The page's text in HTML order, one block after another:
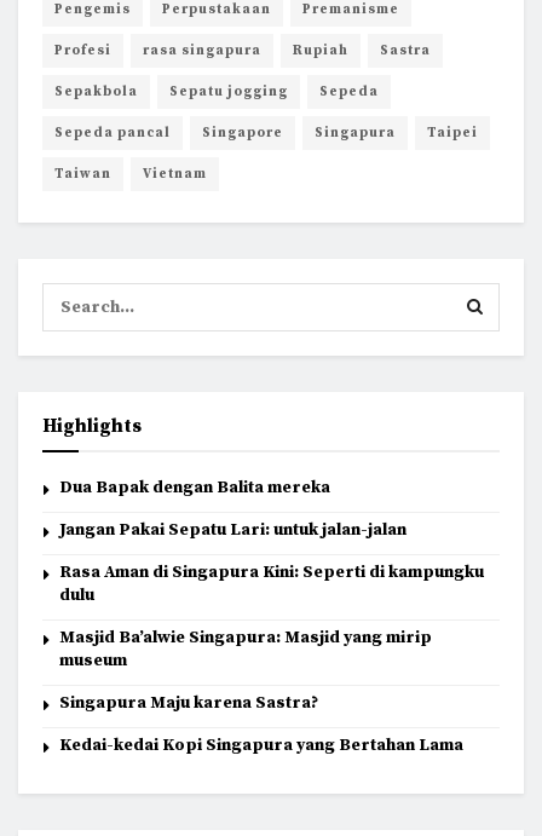
Pengemis Perpustakaan Premanisme
Profesi rasa singapura Rupiah Sastra
Sepakbola Sepatu jogging Sepeda
Sepeda pancal Singapore Singapura Taipei
Taiwan Vietnam
Highlights
Dua Bapak dengan Balita mereka
Jangan Pakai Sepatu Lari: untuk jalan-jalan
Rasa Aman di Singapura Kini: Seperti di kampungku
dulu
Masjid Ba’alwie Singapura: Masjid yang mirip
museum
Singapura Maju karena Sastra?
Kedai-kedai Kopi Singapura yang Bertahan Lama